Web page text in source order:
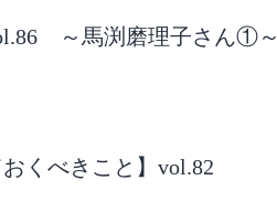
～馬渕磨理子さん①～
くべきこと】vol.82